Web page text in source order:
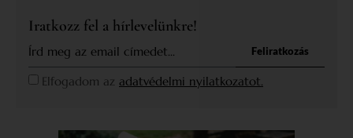
Iratkozz fel a hírlevelünkre!
Elfogadom az adatvédelmi nyilatkozatot.
Feliratkozás